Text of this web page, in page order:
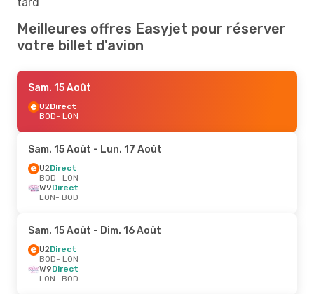
Meilleures offres Easyjet pour réserver
votre billet d'avion
Sam. 15 Août
U2Direct
BOD- LON
Sam. 15 Août - Lun. 17 Août
U2Direct
BOD- LON
W9Direct
LON- BOD
Sam. 15 Août - Dim. 16 Août
U2Direct
BOD- LON
W9Direct
LON- BOD